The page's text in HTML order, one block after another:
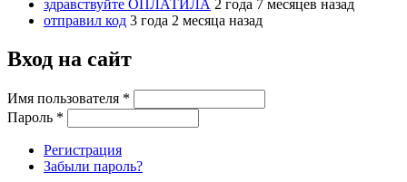
здравствуйте ОПЛАТИЛА 2 года 7 месяцев назад
отправил код 3 года 2 месяца назад
Вход на сайт
Имя пользователя *
Пароль *
Регистрация
Забыли пароль?